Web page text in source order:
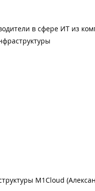
в сфере ИТ из
M1Cloud